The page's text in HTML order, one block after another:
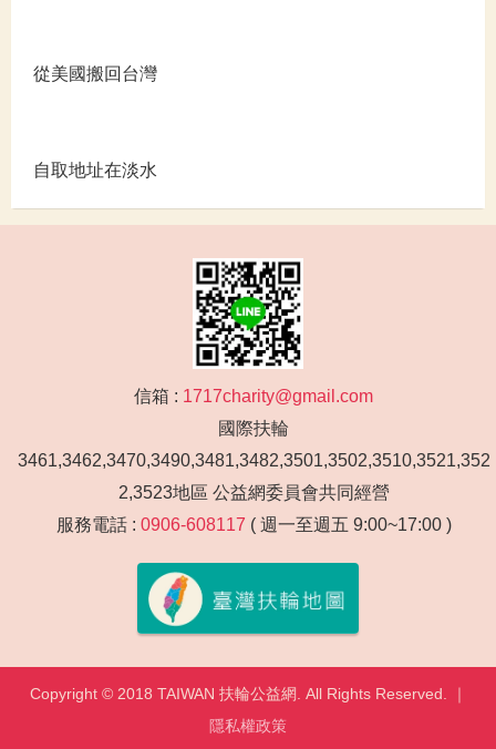
從美國搬回台灣
自取地址在淡水
信箱 : 1717charity@gmail.com
國際扶輪
3461,3462,3470,3490,3481,3482,3501,3502,3510,3521,352
2,3523地區 公益網委員會共同經營
服務電話 : 0906-608117 ( 週一至週五 9:00~17:00 )
Copyright © 2018 TAIWAN 扶輪公益網. All Rights Reserved. ｜
隱私權政策